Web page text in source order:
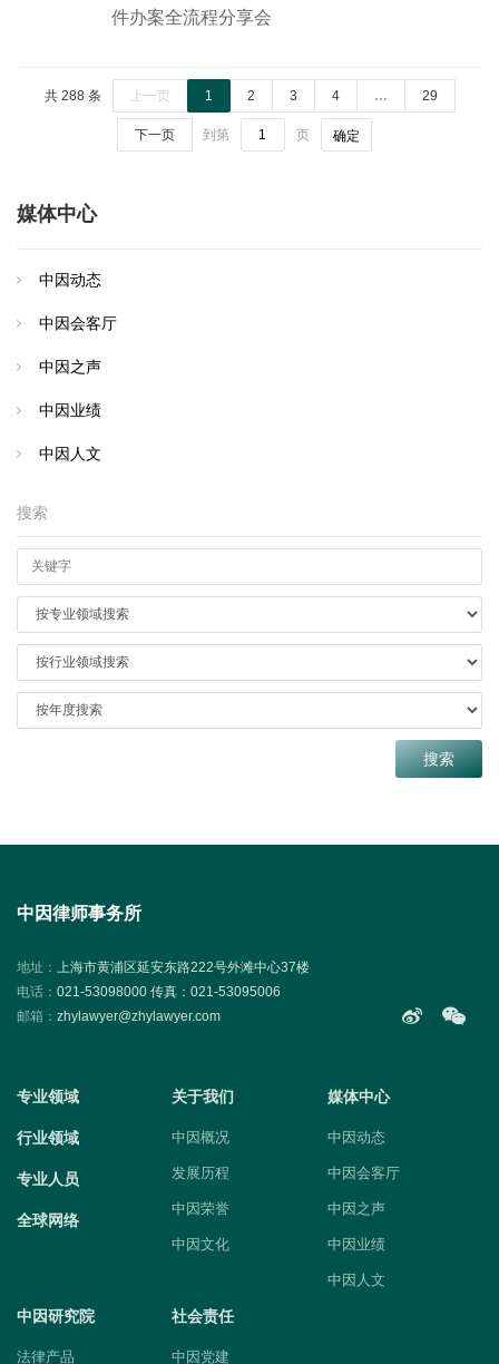
件办案全流程分享会
共 288 条 上一页 1 2 3 4 … 29
下一页 到第 页 确定
媒体中心
中因动态
中因会客厅
中因之声
中因业绩
中因人文
搜索
中因律师事务所
地址：
上海市黄浦区延安东路222号外滩中心37楼
电话： 021-53098000 传真：021-53095006
邮箱： zhylawyer@zhylawyer.com
专业领域
行业领域
专业人员
全球网络
关于我们
中因概况
发展历程
中因荣誉
中因文化
媒体中心
中因动态
中因会客厅
中因之声
中因业绩
中因人文
中因研究院
法律产品
社会责任
中因党建